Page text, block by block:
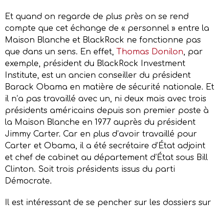
Et quand on regarde de plus près on se rend
compte que cet échange de « personnel » entre la
Maison Blanche et BlackRock ne fonctionne pas
que dans un sens. En effet, Thomas Donilon , par
exemple, président du BlackRock Investment
Institute, est un ancien conseiller du président
Barack Obama en matière de sécurité nationale. Et
il n’a pas travaillé avec un, ni deux mais avec trois
présidents américains depuis son premier poste à
la Maison Blanche en 1977 auprès du président
Jimmy Carter. Car en plus d’avoir travaillé pour
Carter et Obama, il a été secrétaire d’État adjoint
et chef de cabinet au département d’État sous Bill
Clinton. Soit trois présidents issus du parti
Démocrate.
Il est intéressant de se pencher sur les dossiers sur